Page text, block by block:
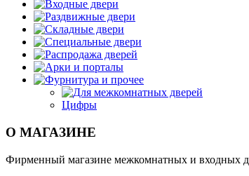
Входные двери
Раздвижные двери
Складные двери
Специальные двери
Распродажа дверей
Арки и порталы
Фурнитура и прочее
Для межкомнатных дверей
Цифры
О МАГАЗИНЕ
Фирменный магазине межкомнатных и входных